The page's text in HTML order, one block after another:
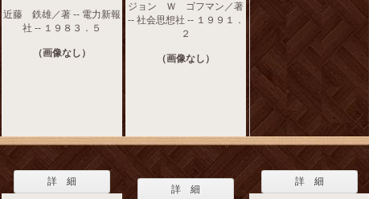
近藤 鉄雄／著 -- 電力新報
社 -- １９８３．５
（画像なし）
ジョン Ｗ ゴフマン／著
-- 社会思想社 -- １９９１．
２
（画像なし）
詳 細
詳 細
詳 細